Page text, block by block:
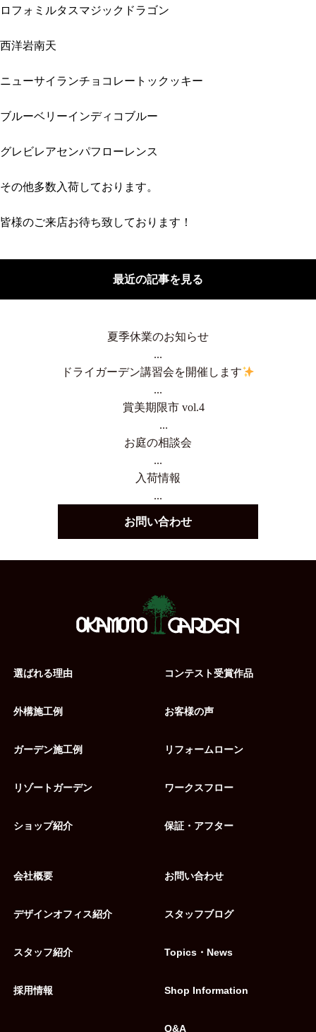
ロフォミルタスマジックドラゴン
西洋岩南天
ニューサイランチョコレートックッキー
ブルーベリーインディコブルー
グレビレアセンパフローレンス
その他多数入荷しております。
皆様のご来店お待ち致しております！
最近の記事を見る
夏季休業のお知らせ
...
ドライガーデン講習会を開催します
...
賞美期限市 vol.4
...
お庭の相談会
...
入荷情報
...
お問い合わせ
選ばれる理由
外構施工例
ガーデン施工例
リゾートガーデン
ショップ紹介
コンテスト受賞作品
お客様の声
リフォームローン
ワークスフロー
保証・アフター
会社概要
デザインオフィス紹介
スタッフ紹介
採用情報
お問い合わせ
スタッフブログ
Topics・News
Shop Information
Q&A